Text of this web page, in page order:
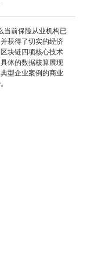
当前保险从业机构已
获得了切实的经济
块链四项核心技术
体的数据核算展现
型企业案例的商业